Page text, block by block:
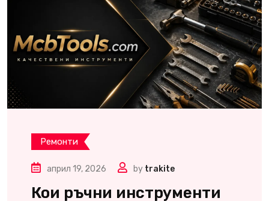
Ремонти
април 19, 2026 by trakite
Кои ръчни инструменти